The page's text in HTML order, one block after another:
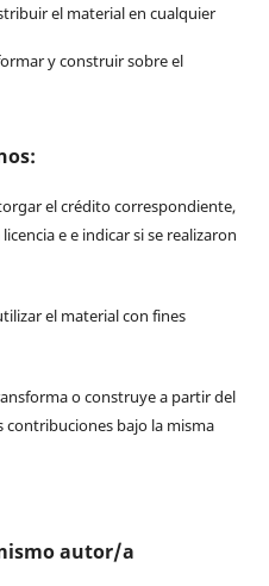
el material en cualquier
y construir sobre el
el crédito correspondiente,
e e indicar si se realizaron
el material con fines
o construye a partir del
contribuciones bajo la misma
autor/a